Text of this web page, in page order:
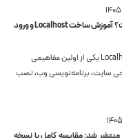
۱۶
لوکال هاست چیست؟ آموزش ساخت Localhost و ورود
لوکال هاست یا Localhost یکی از اولین مفاهیمی
سایت، برنامه‌نویسی وب، نصب
۱۲